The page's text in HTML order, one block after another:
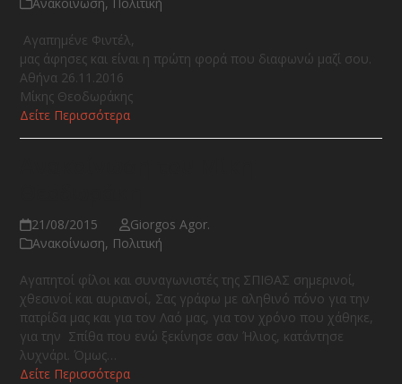
Αγαπημένε Φιντέλ,
μας άφησες και είναι η πρώτη φορά που διαφωνώ μαζί σου.
Αθήνα 26.11.2016
Μίκης Θεοδωράκης
Δείτε Περισσότερα
21/08/2015
Giorgos Agor.
Ανακοίνωση, Πολιτική
Αγαπητοί φίλοι και συναγωνιστές της ΣΠΙΘΑΣ σημερινοί,
χθεσινοί και αυριανοί, Σας γράφω με αληθινό πόνο για την
πατρίδα μας και για τον Λαό μας, για τον χρόνο που χάθηκε,
για την Σπίθα που ενώ ξεκίνησε σαν Ήλιος, κατάντησε
λυχνάρι. Όμως…
Δείτε Περισσότερα